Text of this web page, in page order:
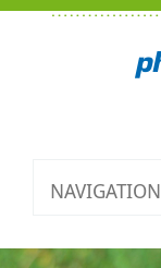
NAVIGATION